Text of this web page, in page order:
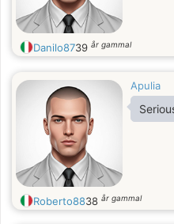
Danilo8739 år gammal
Apulia
Roberto8838 år gammal